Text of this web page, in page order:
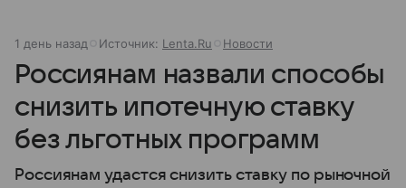
1 день назад Источник: Lenta.Ru Новости
Россиянам назвали способы
снизить ипотечную ставку
без льготных программ
Россиянам удастся снизить ставку по рыночной